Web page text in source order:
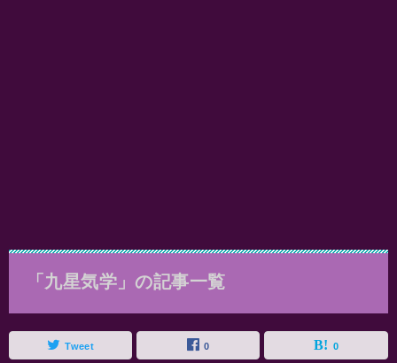
「九星気学」の記事一覧
Tweet 0 0